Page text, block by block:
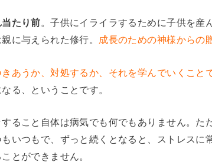
たり前。子供にイライラするために子供を産
に与えられた修行。 成長のための神様からの
あうか、対処するか、それを学んでいくこと
る、ということです。
ること自体は病気でも何でもありません。た
いつもで、ずっと続くとなると、ストレスに
とができません。